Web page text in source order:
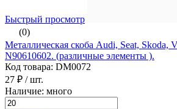
Быстрый просмотр
(0)
Металлическая скоба Audi, Seat,
N90610602. (различные элементы ).
Код товара: DM0072
27 ₽ / шт.
Наличие: много